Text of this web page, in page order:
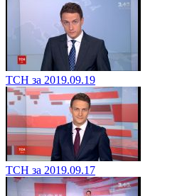
ТСН за 2019.09.19
ТСН за 2019.09.17